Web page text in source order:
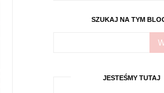
SZUKAJ NA TYM
JESTEŚMY TUTAJ